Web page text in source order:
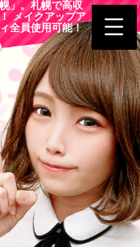
」。札幌で高収
メイクアップア
全員使用可能！